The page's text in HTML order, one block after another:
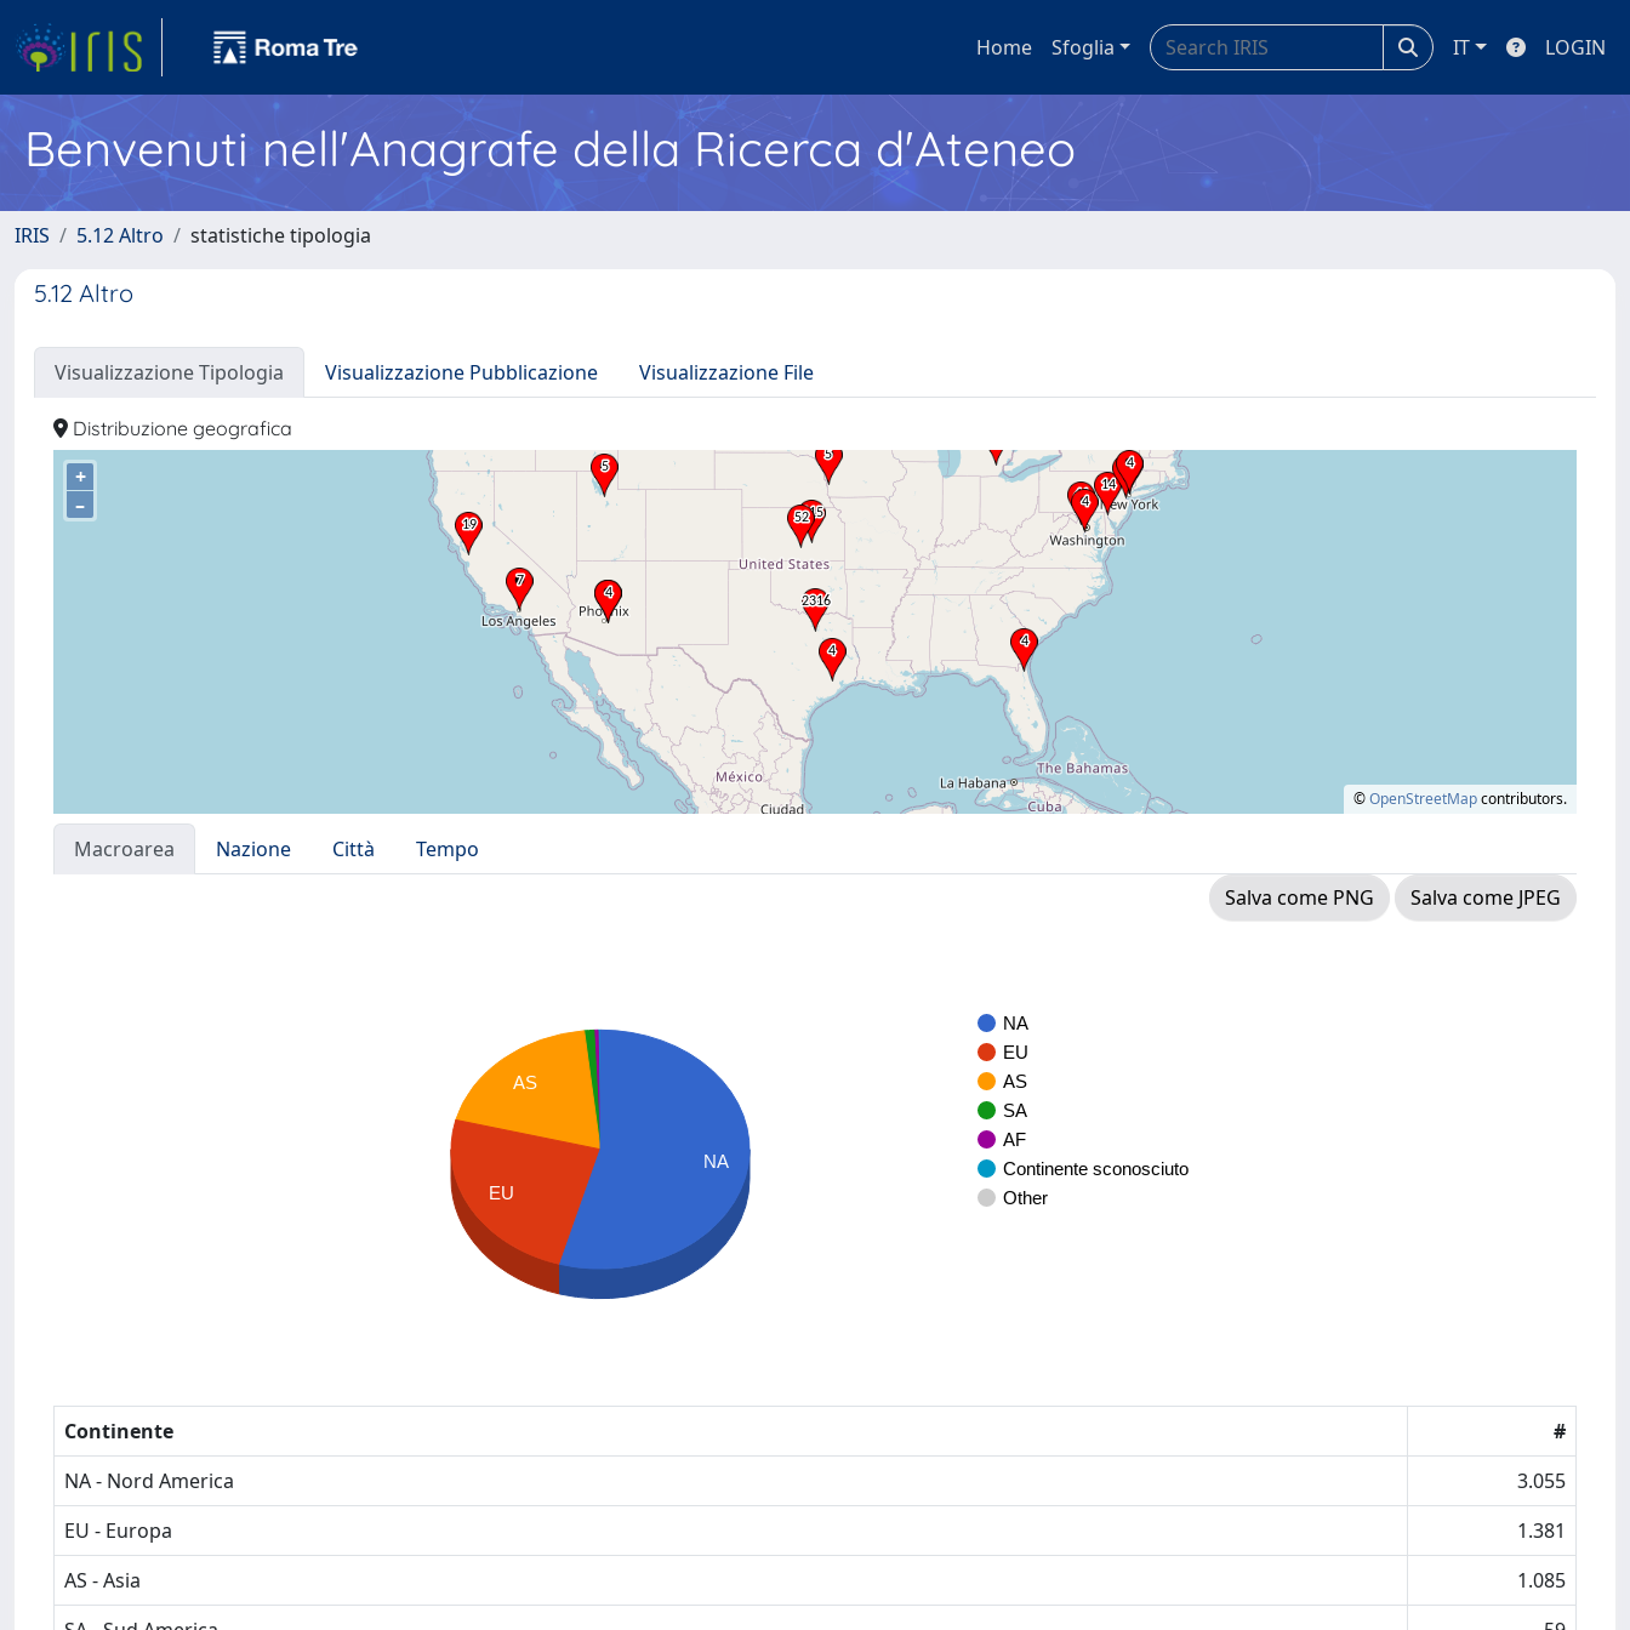
Home Sfoglia IT LOGIN
Benvenuti nell'Anagrafe della Ricerca d'Ateneo
IRIS 5.12 Altro statistiche tipologia
5.12 Altro
Visualizzazione Tipologia Visualizzazione Pubblicazione Visualizzazione File
Distribuzione geografica
+
–
©OpenStreetMapcontributors.
Macroarea Nazione Città
Tempo
Salva come PNG
Salva come JPEG
NA
EU
AS
SA
AF
Continente sconosciuto
Other
AS
EU
NA
Continente
#
NA - Nord America
3.055
EU - Europa
1.381
AS - Asia
1.085